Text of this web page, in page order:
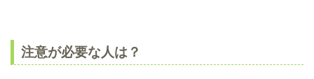
注意が必要な人は？